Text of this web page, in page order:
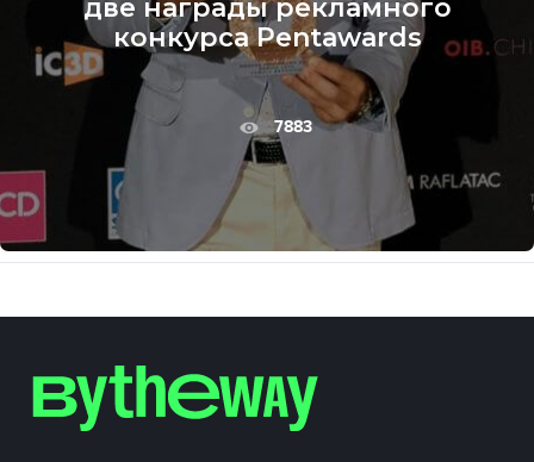
две награды рекламного
конкурса Pentawards
7883